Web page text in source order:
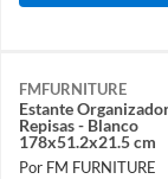
FMFURNITURE
Estante
Repisas - Blanco
178x51.2x21.5 cm
Por FM FURNITURE